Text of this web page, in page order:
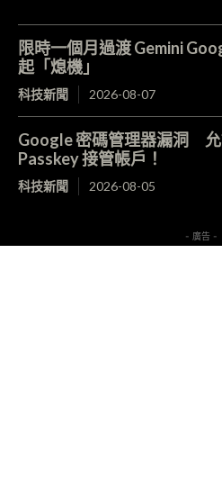
限時一個月過渡 Gemini
起「熄機」
科技新聞 2026-08-07
Google 密碼管理器漏洞
Passkey 接管帳戶！
科技新聞 2026-08-05
- 廣告 -